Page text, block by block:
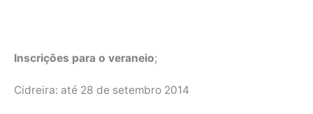
Inscrições para o veraneio;
Cidreira: até 28 de setembro 2014